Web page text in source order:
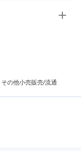
その他小売販売/流通